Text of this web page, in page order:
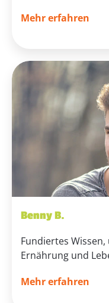
Mehr erfahren
Benny B.
Fundiertes
Ernährung und
Mehr erfahren